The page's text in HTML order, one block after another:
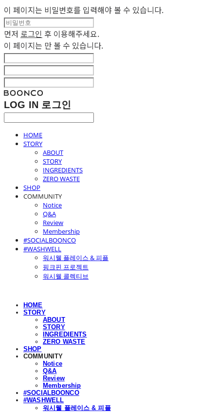
이 페이지는 비밀번호를 입력해야 볼 수 있습니다.
먼저 로그인 후 이용해주세요.
이 페이지는 만 볼 수 있습니다.
LOG IN 로그인
HOME
STORY
ABOUT
STORY
INGREDIENTS
ZERO WASTE
SHOP
COMMUNITY
Notice
Q&A
Review
Membership
#SOCIALBOONCO
#WASHWELL
워시웰 플레이스 & 피플
핑크핀 프로젝트
워시웰 콜렉티브
HOME
STORY
ABOUT
STORY
INGREDIENTS
ZERO WASTE
SHOP
COMMUNITY
Notice
Q&A
Review
Membership
#SOCIALBOONCO
#WASHWELL
워시웰 플레이스 & 피플